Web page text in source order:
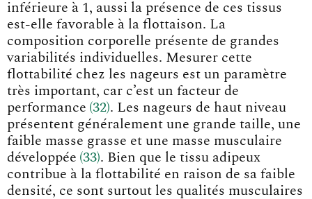
inférieure à 1, aussi la présence de ces tissus
est-elle favorable à la flottaison. La
composition corporelle présente de grandes
variabilités individuelles. Mesurer cette
flottabilité chez les nageurs est un paramètre
très important, car c’est un facteur de
performance 32 . Les nageurs de haut niveau
présentent généralement une grande taille, une
faible masse grasse et une masse musculaire
développée 33 . Bien que le tissu adipeux
contribue à la flottabilité en raison de sa faible
densité, ce sont surtout les qualités musculaires